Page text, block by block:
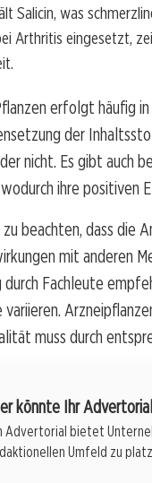
Salicin, was
Arthritis eingesetzt,
erfolgt häufig
der
nicht. Es gibt auch
ihre
beachten, dass die
mit anderen
Fachleute
muss durch
könnte Ihr
Advertorial bietet
Umfeld zu